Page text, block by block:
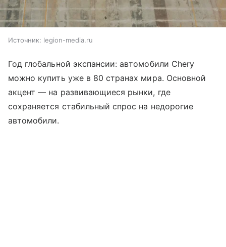
Источник: legion-media.ru
Год глобальной экспансии: автомобили Chery
можно купить уже в 80 странах мира. Основной
акцент — на развивающиеся рынки, где
сохраняется стабильный спрос на недорогие
автомобили.